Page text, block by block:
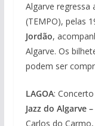
Algarve
(TEMPO), pelas
Jordão,
Algarve. Os
podem ser
LAGOA:
Jazz do Algarve
Carlos do